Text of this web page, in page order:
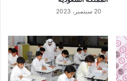
20 سبتمبر، 2023